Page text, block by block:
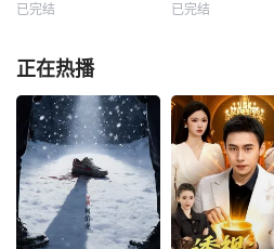
已完结 已完结
正在热播